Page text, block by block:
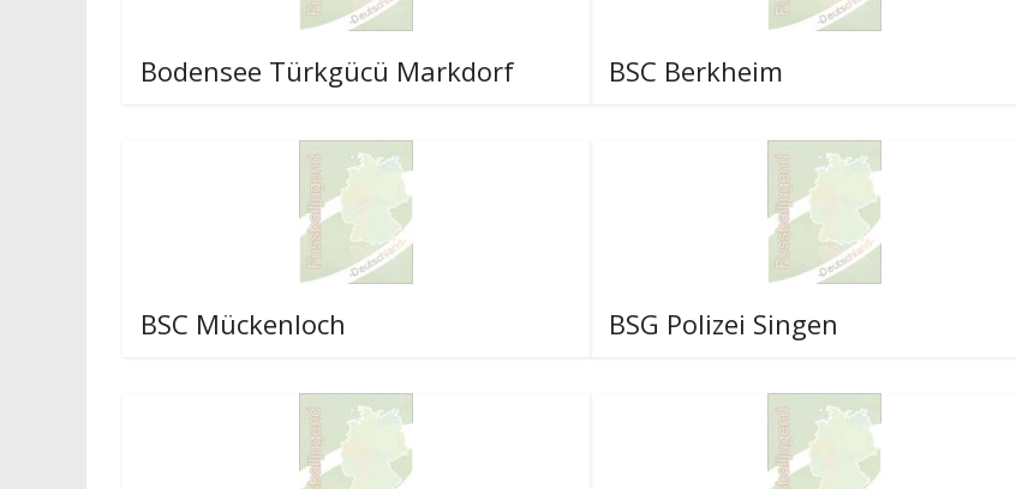
Bodensee Türkgücü Markdorf BSC Berkheim
BSC Mückenloch BSG Polizei Singen